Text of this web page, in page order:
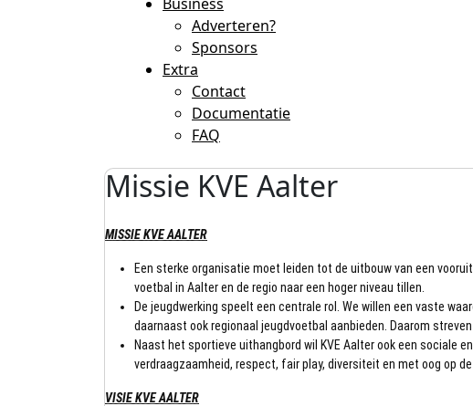
Adverteren?
Sponsors
Extra
Contact
Documentatie
FAQ
Missie KVE Aalter
MISSIE KVE AALTER
Een sterke organisatie moet leiden tot de uitbouw van een
voetbal in Aalter en de regio naar een hoger niveau tillen.
De jeugdwerking speelt een centrale rol. We willen een vaste
daarnaast ook regionaal jeugdvoetbal aanbieden. Daarom
Naast het sportieve uithangbord wil KVE Aalter ook een sociale
verdraagzaamheid, respect, fair play, diversiteit en met oog op
VISIE KVE AALTER